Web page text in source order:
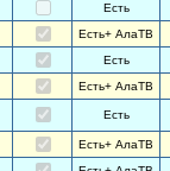
Есть
Есть+ АлаТВ
Есть
Есть+ АлаТВ
Есть
Есть+ АлаТВ